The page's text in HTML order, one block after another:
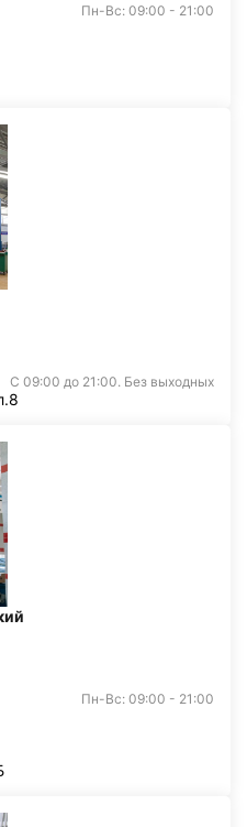
Пн-Вс: 09:00 - 21:00
С 09:00 до 21:00. Без выходных
Пн-Вс: 09:00 - 21:00